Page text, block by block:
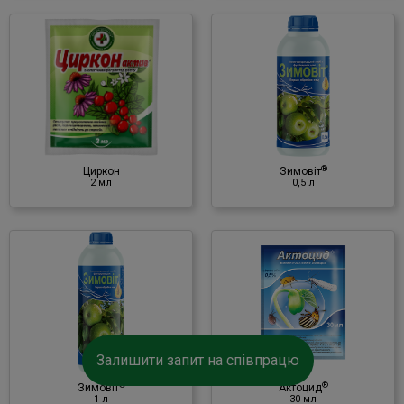
Циркон
2 мл
Зимовіт®
0,5 л
Зимовіт ®
Інсектицид
♦ масло мінеральне
♦ ПАР
♦ мідь
♦ цинк
Зимовіт®
1 л
Актоцид®
30 мл
Актоцид
30 мл
Інсектицид
Залишити запит на співпрацю